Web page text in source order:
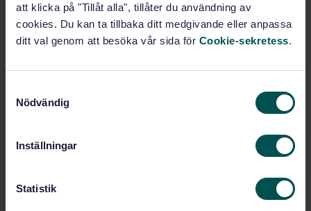
att klicka på "Tillåt alla", tillåter du användning av
cookies. Du kan ta tillbaka ditt medgivande eller anpassa
ditt val genom att besöka vår sida för Cookie-sekretess.
Nödvändig
Inställningar
Statistik
PDF
Lägg i varukorgen
Fler alternativ
Språk: Engelska
Rubber hoses and hose